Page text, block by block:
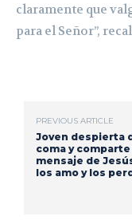
claramente que
para el Señor”,
PREVIOUS ARTICLE
Joven despierta
coma y comparte
mensaje de
los amo y los